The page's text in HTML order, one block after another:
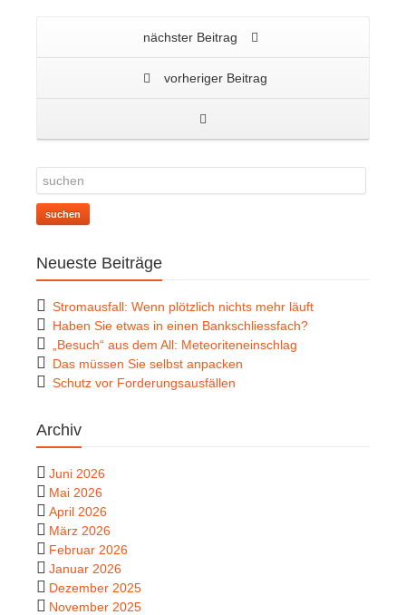
nächster Beitrag
vorheriger Beitrag
suchen
Neueste Beiträge
Stromausfall: Wenn plötzlich nichts mehr läuft
Haben Sie etwas in einen Bankschliessfach?
„Besuch“ aus dem All: Meteoriteneinschlag
Das müssen Sie selbst anpacken
Schutz vor Forderungsausfällen
Archiv
Juni 2026
Mai 2026
April 2026
März 2026
Februar 2026
Januar 2026
Dezember 2025
November 2025